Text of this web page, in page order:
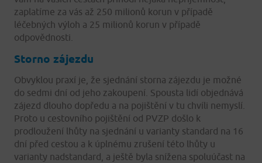
zaplatíme za vás až 250 milionů korun v případě
léčebných výloh a 25 milionů korun v případě
odpovědnosti.
Storno zájezdu
Obvyklou praxí je, že sjednání storna zájezdu je možné
do sedmi dní od jeho zakoupení. Spousta lidí objednává
zájezd dlouho dopředu a na pojištění v tu chvíli nemyslí.
Proto u cestovního pojištění od PVZP došlo k
prodloužení lhůty na sjednání u varianty standard na 16
dní před cestou a k úplnému zrušení této lhůty u
varianty nadstandard, a ještě byla snížena spoluúčast na